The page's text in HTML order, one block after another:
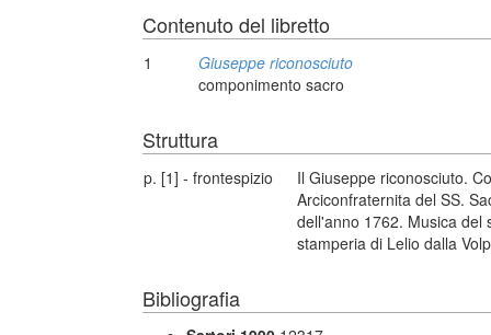
Contenuto del libretto
1
Giuseppe riconosciuto
componimento sacro
Struttura
p. [1] - frontespizio
Il Giuseppe riconosciuto.
Arciconfraternita del SS.
dell'anno 1762. Musica del
stamperia di Lelio dalla
Bibliografia